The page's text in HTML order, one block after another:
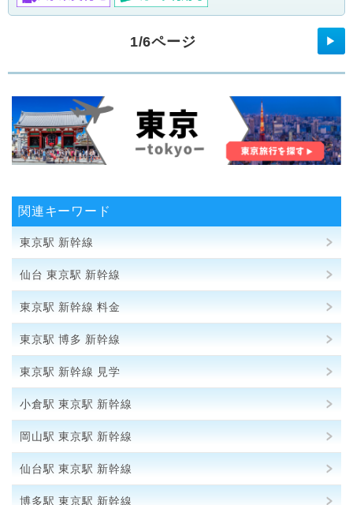
1/6ページ ▶
関連キーワード
東京駅 新幹線
仙台 東京駅 新幹線
東京駅 新幹線 料金
東京駅 博多 新幹線
東京駅 新幹線 見学
小倉駅 東京駅 新幹線
岡山駅 東京駅 新幹線
仙台駅 東京駅 新幹線
博多駅 東京駅 新幹線